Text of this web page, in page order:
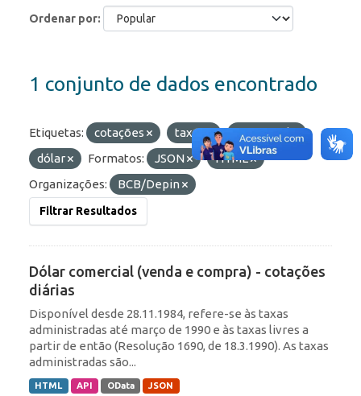
Ordenar por
1 conjunto de dados encontrado
Etiquetas: cotações taxas
comercial
dólar
Formatos: JSON
HTML
Organizações:
BCB/Depin
Filtrar Resultados
Dólar comercial (venda e compra) - cotações
diárias
Disponível desde 28.11.1984, refere-se às taxas
administradas até março de 1990 e às taxas livres a
partir de então (Resolução 1690, de 18.3.1990). As taxas
administradas são...
HTML API OData JSON